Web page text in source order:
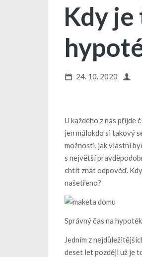
Kdy je
24. 10. 2020
U každého z nás přijde
jen málokdo si takový
možnosti, jak vlastní
s největší
chtít znát odpověď.
našetřeno?
Správný čas na
Jedním z
deset let později už je